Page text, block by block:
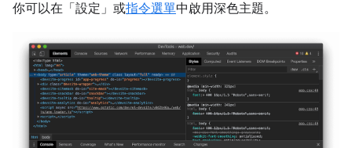
你可以在「設定」 或指令選單中啟用深色主題。